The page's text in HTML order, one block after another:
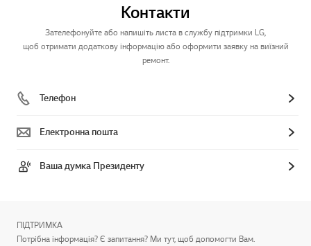
Контакти
Зателефонуйте або напишіть листа в службу підтримки LG,
щоб отримати додаткову інформацію або оформити заявку на виїзний
ремонт.
Телефон
Електронна пошта
Ваша думка Президенту
ПІДТРИМКА
Потрібна інформація? Є запитання? Ми тут, щоб допомогти Вам.